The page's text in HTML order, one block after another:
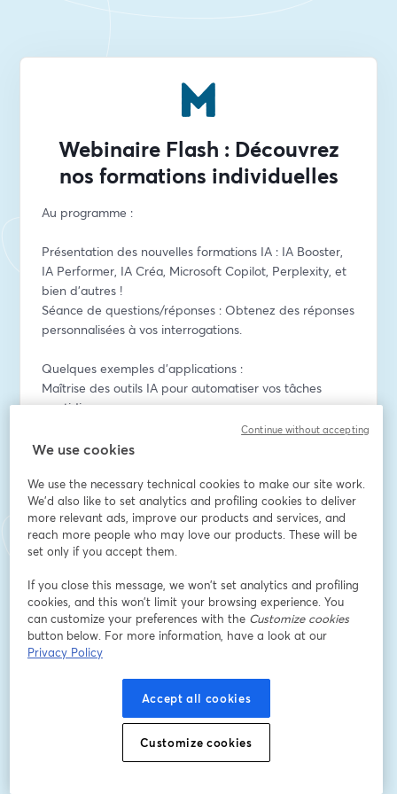
Webinaire Flash : Découvrez
nos formations individuelles
Au programme :
Présentation des nouvelles formations IA : IA Booster,
IA Performer, IA Créa, Microsoft Copilot, Perplexity, et
bien d'autres !
Séance de questions/réponses : Obtenez des réponses
personnalisées à vos interrogations.
Quelques exemples d’applications :
Maîtrise des outils IA pour automatiser vos tâches
quotidiennes.
Utilisation de l’IA pour optimiser vos processus internes
Formations individuelles accessibles à tous : Apprenez
à votre rythme, depuis chez vous, avec des experts.
Des avantages concrets : Apprenez à intégrer l'IA dans
votre métier, quels que soient votre secteur et votre
niveau.
Un bonus exclusif pour tous les participants présents.
*
We use cookies
We use the necessary technical cookies to make our site work.
We'd also like to set analytics and profiling cookies to deliver
more relevant ads, improve our products and services, and
reach more people who may love our products. These will be
set only if you accept them.
If you close this message, we won’t set analytics and profiling
cookies, and this won’t limit your browsing experience. You
can customize your preferences with the Customize cookies
button below. For more information, have a look at our
Privacy Policy
Accept all cookies
Customize cookies
Continue without accepting